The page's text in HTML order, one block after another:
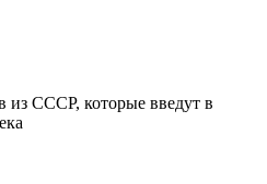
из СССР, которые введут в